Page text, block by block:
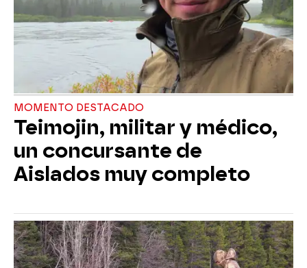
MOMENTO DESTACADO
Teimojin, militar y médico,
un concursante de
Aislados muy completo